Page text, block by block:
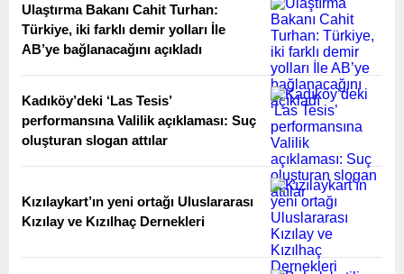
Ulaştırma Bakanı Cahit Turhan:
Türkiye, iki farklı demir yolları İle
AB’ye bağlanacağını açıkladı
Kadıköy’deki ‘Las Tesis’
performansına Valilik açıklaması: Suç
oluşturan slogan attılar
Kızılaykart’ın yeni ortağı Uluslararası
Kızılay ve Kızılhaç Dernekleri